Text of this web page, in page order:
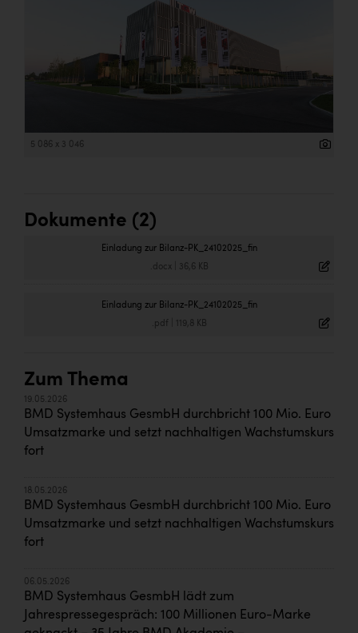
5 086 x 3 046
Dokumente (2)
Einladung zur Bilanz-PK_24102025_fin
.docx| 36,6 KB
Einladung zur Bilanz-PK_24102025_fin
.pdf 119,8 KB
Zum Thema
19.05.2026
BMD Systemhaus GesmbH durchbricht 100 Mio. Euro
Umsatzmarke und setzt nachhaltigen Wachstumskurs
fort
18.05.2026
BMD Systemhaus GesmbH durchbricht 100 Mio. Euro
Umsatzmarke und setzt nachhaltigen Wachstumskurs
fort
06.05.2026
BMD Systemhaus GesmbH lädt zum
Jahrespressegespräch: 100 Millionen Euro-Marke